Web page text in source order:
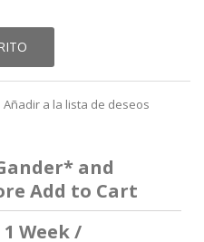
Añadir a la lista de deseos
and
Add to Cart
Week /